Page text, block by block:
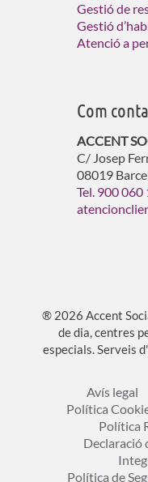
Gestió de
Gestió
Atenció a
Com
ACCENT
C/ Josep
08019
Tel. 900 060
® 2026 Accent
de dia, centres
especials. Serveis
Avís legal
Política
Política
Declaració
Política de